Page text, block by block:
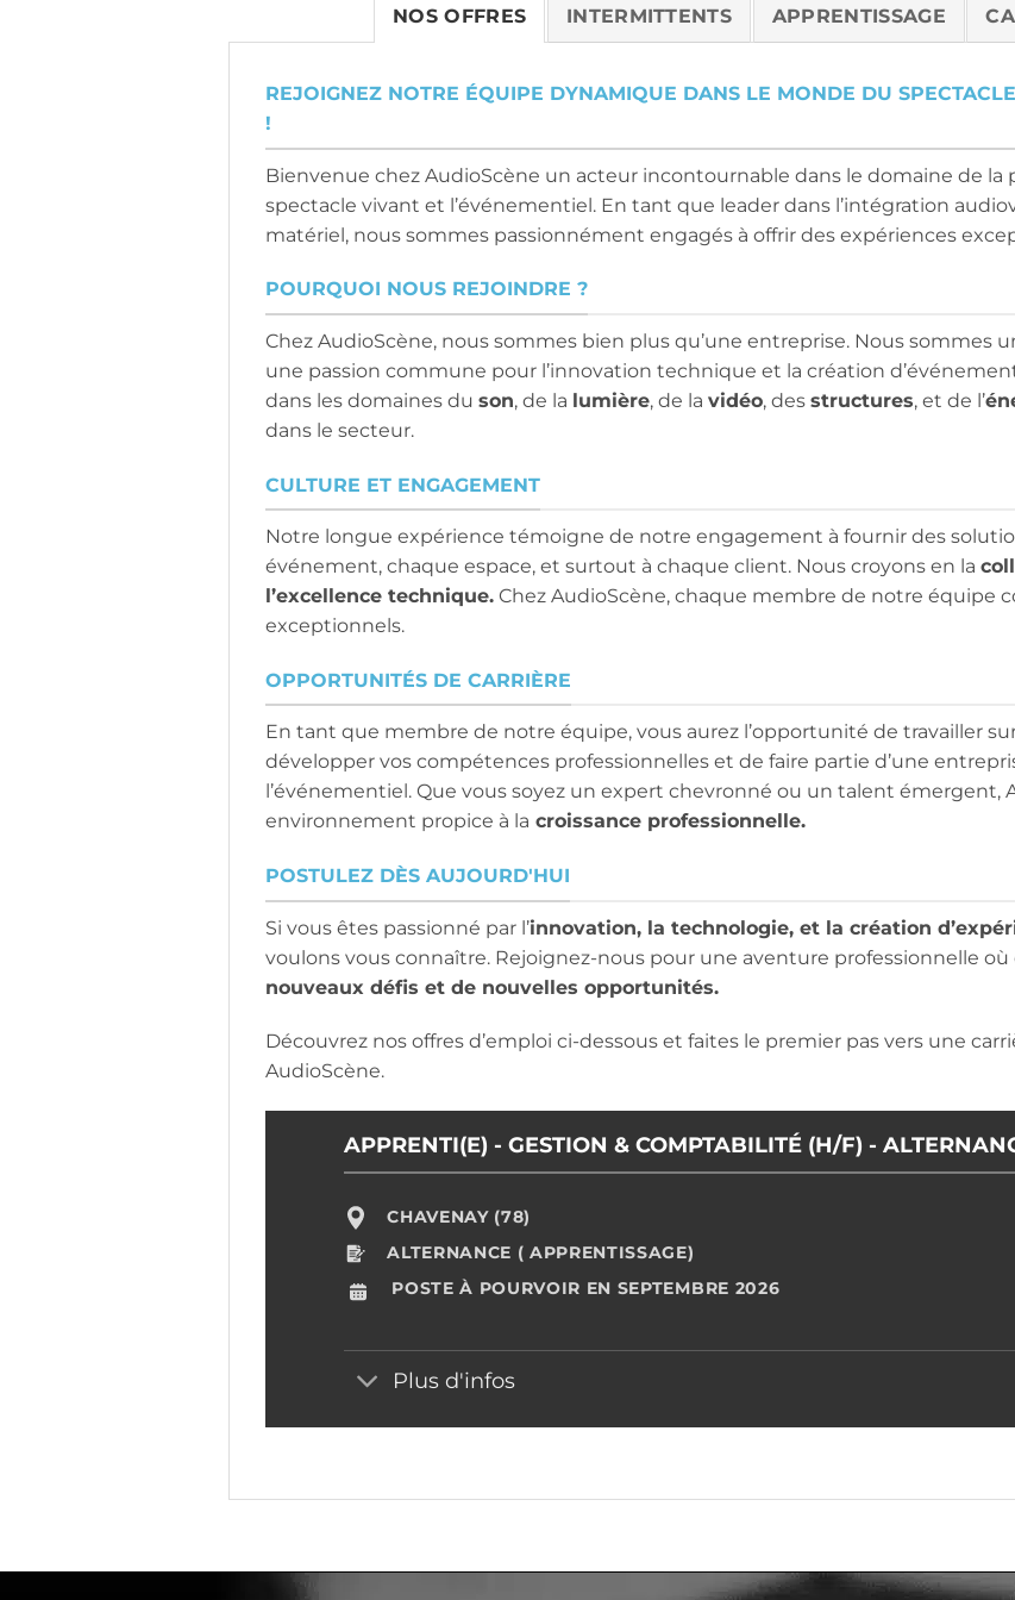
NOS OFFRES INTERMITTENTS APPRENTISSAGE
REJOIGNEZ NOTRE ÉQUIPE DYNAMIQUE DANS LE MONDE DU
!
Bienvenue chez AudioScène un acteur incontournable dans le domaine de
spectacle vivant et l’événementiel. En tant que leader dans l’intégration
matériel, nous sommes passionnément engagés à offrir des expériences
POURQUOI NOUS REJOINDRE ?
Chez AudioScène, nous sommes bien plus qu’une entreprise. Nous sommes
une passion commune pour l’innovation technique et la création
dans les domaines du son, de la lumière, de la vidéo, des structures, et de l’
dans le secteur.
CULTURE ET ENGAGEMENT
Notre longue expérience témoigne de notre engagement à fournir des
événement, chaque espace, et surtout à chaque client. Nous croyons en la
l’excellence technique. Chez AudioScène, chaque membre de notre équipe
exceptionnels.
OPPORTUNITÉS DE CARRIÈRE
En tant que membre de notre équipe, vous aurez l’opportunité de travailler
développer vos compétences professionnelles et de faire partie d’une
l’événementiel. Que vous soyez un expert chevronné ou un talent émergent,
environnement propice à la croissance professionnelle.
POSTULEZ DÈS AUJOURD'HUI
Si vous êtes passionné par l’innovation, la technologie, et la création
voulons vous connaître. Rejoignez-nous pour une aventure professionnelle
nouveaux défis et de nouvelles opportunités.
Découvrez nos offres d’emploi ci-dessous et faites le premier pas vers une
AudioScène.
APPRENTI(E) - GESTION & COMPTABILITÉ (H/F) -
CHAVENAY (78)
ALTERNANCE ( APPRENTISSAGE)
POSTE À POURVOIR EN SEPTEMBRE 2026
Plus d'infos